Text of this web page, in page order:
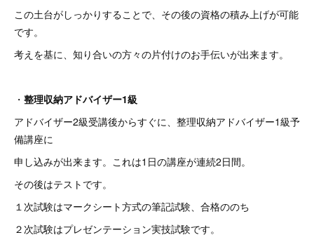
この土台がしっかりすることで、その後の資格の積み上げが可能
です。
考えを基に、知り合いの方々の片付けのお手伝いが出来ます。
・ 整理収納アドバイザー1級
アドバイザー2級受講後からすぐに、整理収納アドバイザー1級予
備講座に
申し込みが出来ます。これは1日の講座が連続2日間。
その後はテストです。
１次試験はマークシート方式の筆記試験、合格ののち
２次試験はプレゼンテーション実技試験です。